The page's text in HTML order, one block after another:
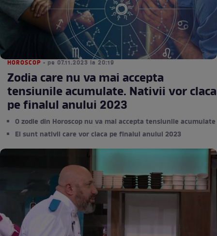
HOROSCOP • pe 07.11.2023 la 20:19
Zodia care nu va mai accepta
tensiunile acumulate. Nativii vor claca
pe finalul anului 2023
O zodie din Horoscop nu va mai accepta tensiunile acumulate
Ei sunt nativii care vor claca pe finalul anului 2023